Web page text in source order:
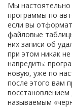
Мы настоятельно
программы по
если вы
файловые
них записи об
при этом никак
навредить:
новую, уже по
после этого вам
восстановлением
называемым